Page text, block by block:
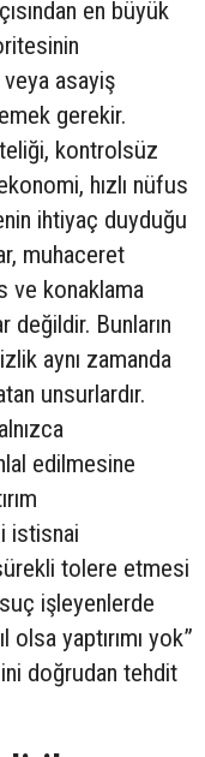
en büyük
veya asayiş
gerekir.
kontrolsüz
hızlı nüfus
ihtiyaç duyduğu
muhaceret
ve konaklama
değildir. Bunların
aynı zamanda
unsurlardır.
edilmesine
istisnai
tolere etmesi
suç işleyenlerde
yaptırımı yok”
doğrudan tehdit